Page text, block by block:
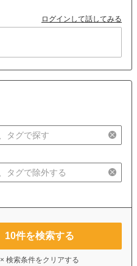
ログインして話してみる
10件を検索する
× 検索条件をクリアする